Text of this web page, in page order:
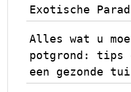
Exotische
Alles wat u
potgrond: tips
een gezonde